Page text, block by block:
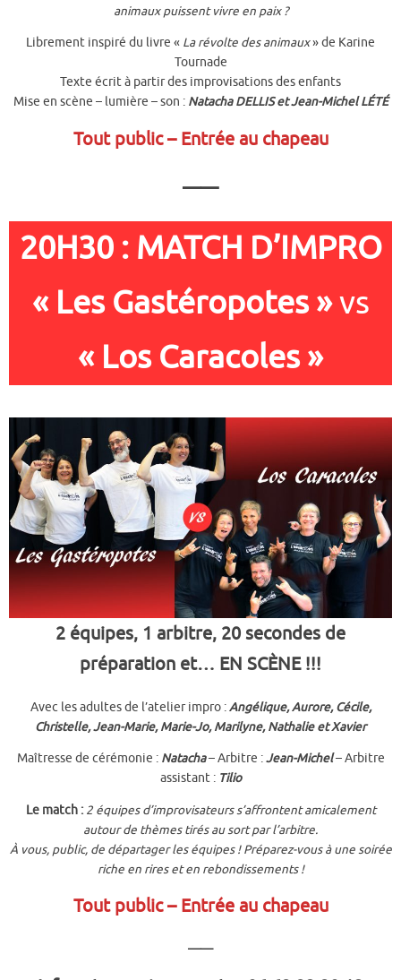
animaux puissent vivre en paix ?
Librement inspiré du livre « La révolte des animaux» de Karine
Tournade
Texte écrit à partir des improvisations des enfants
Mise en scène – lumière – son : Natacha DELLIS et Jean-Michel LÉTÉ
Tout public – Entrée au chapeau
——
20H30 : MATCH D’IMPRO
« Les Gastéropotes »vs
« Los Caracoles »
2 équipes, 1 arbitre, 20 secondes de
préparation et… EN SCÈNE !!!
Avec les adultes de l’atelier impro :Angélique, Aurore, Cécile,
Christelle,Jean-Marie, Marie-Jo, Marilyne, Nathalie et Xavier
Maîtresse de cérémonie : Natacha– Arbitre :Jean-Michel– Arbitre
assistant : Tilio
Le match : 2 équipes d’improvisateurs s’affrontent amicalement
autour de thèmes tirés au sort par l’arbitre.
À vous, public, de départager les équipes ! Préparez-vous à une soirée
riche en rires et en rebondissements !
Tout public – Entrée au chapeau
——